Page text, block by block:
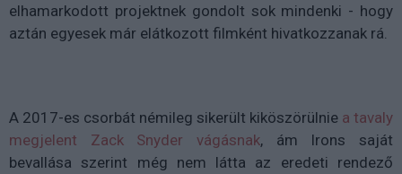
elhamarkodott projektnek gondolt sok mindenki - hogy
aztán egyesek már elátkozott filmként hivatkozzanak rá.
A 2017-es csorbát némileg sikerült kiköszörülnie a tavaly
megjelent Zack Snyder vágásnak, ám Irons saját
bevallása szerint még nem látta az eredeti rendező